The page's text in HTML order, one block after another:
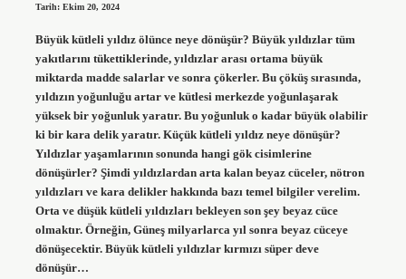
Tarih: Ekim 20, 2024
Büyük kütleli yıldız ölünce neye dönüşür? Büyük yıldızlar tüm
yakıtlarını tükettiklerinde, yıldızlar arası ortama büyük
miktarda madde salarlar ve sonra çökerler. Bu çöküş sırasında,
yıldızın yoğunluğu artar ve kütlesi merkezde yoğunlaşarak
yüksek bir yoğunluk yaratır. Bu yoğunluk o kadar büyük olabilir
ki bir kara delik yaratır. Küçük kütleli yıldız neye dönüşür?
Yıldızlar yaşamlarının sonunda hangi gök cisimlerine
dönüşürler? Şimdi yıldızlardan arta kalan beyaz cüceler, nötron
yıldızları ve kara delikler hakkında bazı temel bilgiler verelim.
Orta ve düşük kütleli yıldızları bekleyen son şey beyaz cüce
olmaktır. Örneğin, Güneş milyarlarca yıl sonra beyaz cüceye
dönüşecektir. Büyük kütleli yıldızlar kırmızı süper deve
dönüşür…